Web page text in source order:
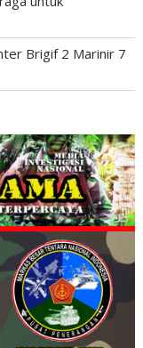
Brigif 2 Marinir 7